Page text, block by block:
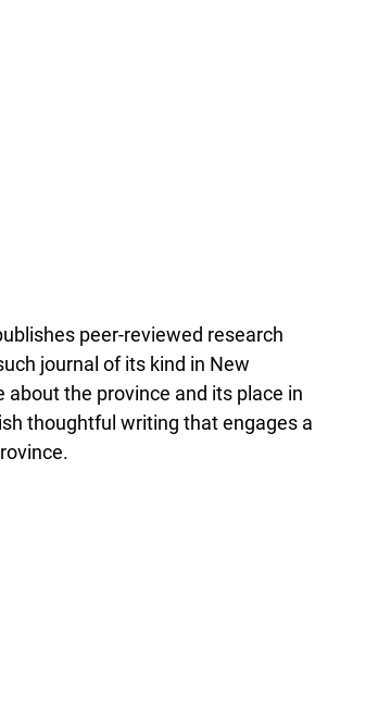
peer-reviewed research
journal of its kind in New
the province and its place in
thoughtful writing that engages a